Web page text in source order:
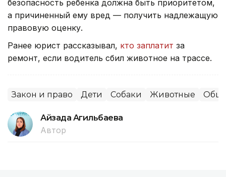
безопасность ребенка должна быть приоритетом,
а причиненный ему вред — получить надлежащую
правовую оценку.
Ранее юрист рассказывал, кто заплатит за
ремонт, если водитель сбил животное на трассе.
Закон и право Дети Собаки Животные
Айзада Агильбаева
Автор